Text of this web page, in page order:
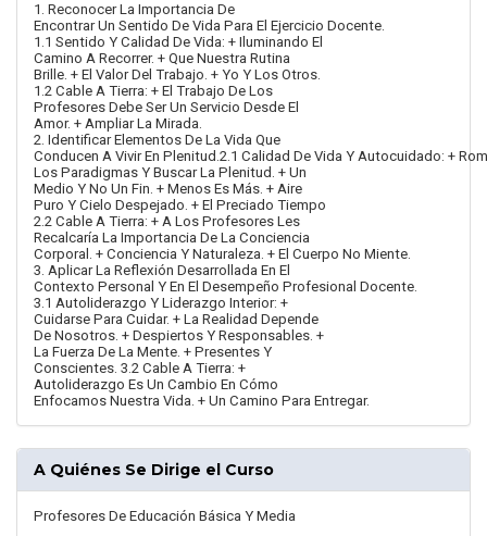
1. Reconocer La Importancia De
Encontrar Un Sentido De Vida Para El Ejercicio Docente.
1.1 Sentido Y Calidad De Vida: + Iluminando El
Camino A Recorrer. + Que Nuestra Rutina
Brille. + El Valor Del Trabajo. + Yo Y Los Otros.
1.2 Cable A Tierra: + El Trabajo De Los
Profesores Debe Ser Un Servicio Desde El
Amor. + Ampliar La Mirada.
2. Identificar Elementos De La Vida Que
Conducen A Vivir En Plenitud.2.1 Calidad De Vida Y Autocuidado: +
Los Paradigmas Y Buscar La Plenitud. + Un
Medio Y No Un Fin. + Menos Es Más. + Aire
Puro Y Cielo Despejado. + El Preciado Tiempo
2.2 Cable A Tierra: + A Los Profesores Les
Recalcaría La Importancia De La Conciencia
Corporal. + Conciencia Y Naturaleza. + El Cuerpo No Miente.
3. Aplicar La Reflexión Desarrollada En El
Contexto Personal Y En El Desempeño Profesional Docente.
3.1 Autoliderazgo Y Liderazgo Interior: +
Cuidarse Para Cuidar. + La Realidad Depende
De Nosotros. + Despiertos Y Responsables. +
La Fuerza De La Mente. + Presentes Y
Conscientes. 3.2 Cable A Tierra: +
Autoliderazgo Es Un Cambio En Cómo
Enfocamos Nuestra Vida. + Un Camino Para Entregar.
A Quiénes Se Dirige el Curso
Profesores De Educación Básica Y Media